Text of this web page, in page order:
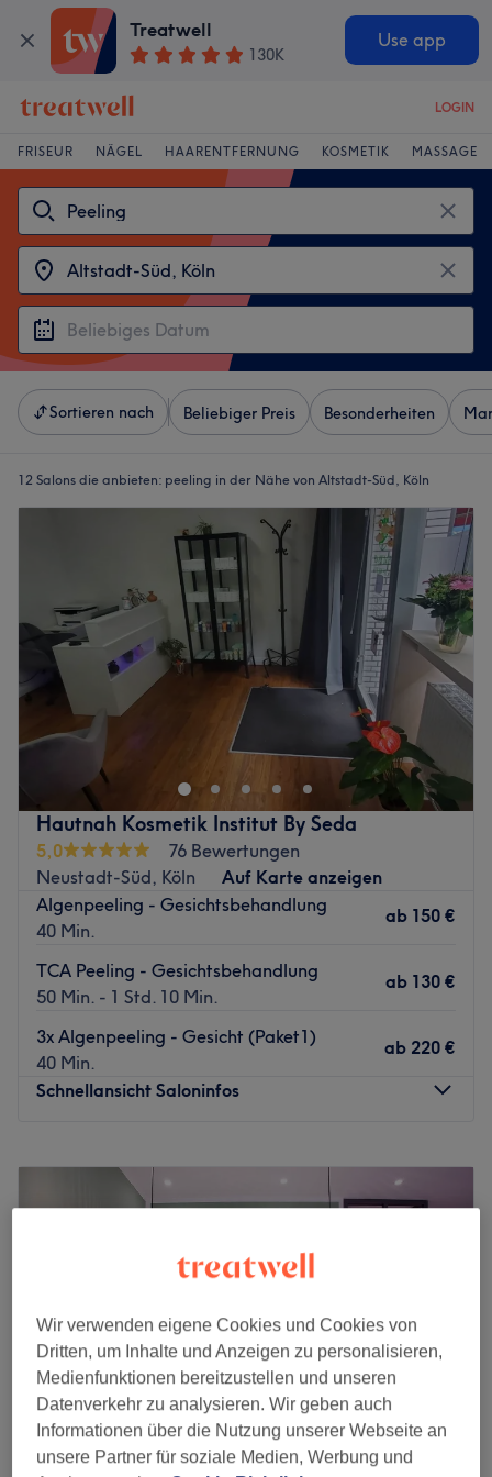
Treatwell
130K
Use app
LOGIN
FRISEUR NÄGEL HAARENTFERNUNG KOSMETIK MASSAGE
Sortieren nach Beliebiger Preis Besonderheiten
12 Salons die anbieten: peeling in der Nähe von Altstadt-Süd, Köln
Hautnah Kosmetik Institut By Seda
5,0
76 Bewertungen
Neustadt-Süd, Köln
Auf Karte anzeigen
Algenpeeling - Gesichtsbehandlung
40 Min.
ab 150 €
TCA Peeling - Gesichtsbehandlung
50 Min. - 1 Std. 10 Min.
ab 130 €
3x Algenpeeling - Gesicht (Paket1)
40 Min.
ab 220 €
Schnellansicht Saloninfos
Dienstag
18:00
Mittwoch
09:30–18:00
Das Hautnah Kosmetik Institut ist im Herzen der Kölner
Südstadt. Es ist die Top-Adresse für alle, die eine
Professionelle Behandlung erleben wollen! Das Institut ist
weit über die Grenzen des Viertels hinaus für seine
hochprofessionelle Behandlungsweise und eine
Wir verwenden eigene Cookies und Cookies von
Dritten, um Inhalte und Anzeigen zu personalisieren,
Medienfunktionen bereitzustellen und unseren
Datenverkehr zu analysieren. Wir geben auch
Informationen über die Nutzung unserer Webseite an
unsere Partner für soziale Medien, Werbung und